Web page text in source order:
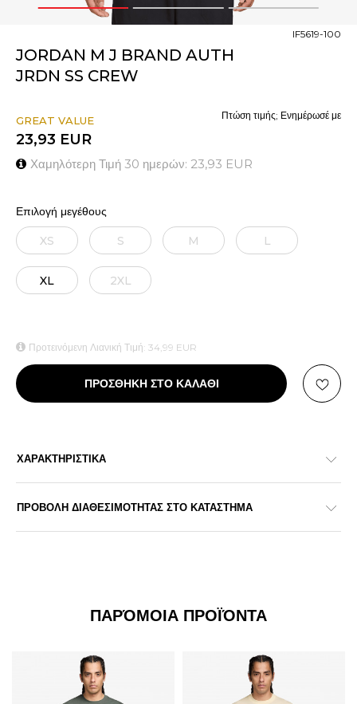
1 2 3
JORDAN M J BRAND AUTH
JRDN SS CREW
IF5619-100
GREAT VALUE
23,93 EUR
Χαμηλότερη Τιμή 30 ημερών: 23,93 EUR
Πτώση τιμής; Ενημέρωσέ με
Επιλογή μεγέθους
XS S M L
XL 2XL
Προτεινόμενη Λιανική Τιμή: 34,99 EUR
ΠΡΟΣΘΗΚΗ ΣΤΟ ΚΑΛΑΘΙ
ΧΑΡΑΚΤΗΡΙΣΤΙΚΑ
ΠΡΟΒΟΛΗ ΔΙΑΘΕΣΙΜΟΤΗΤΑΣ ΣΤΟ ΚΑΤΑΣΤΗΜΑ
ΠΑΡΌΜΟΙΑ ΠΡΟΪΌΝΤΑ